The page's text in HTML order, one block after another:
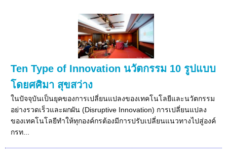
Ten Type of Innovation นวัตกรรม 10 รูปแบบ
โดยศศิมา สุขสว่าง
ในปัจจุบันเป็นยุคของการเปลี่ยนแปลงของเทคโนโลยีและนวัตกรรม
อย่างรวดเร็วและผกผัน (Disruptive Innovation) การเปลี่ยนแปลง
ของเทคโนโลยีทำให้ทุกองค์กรต้องมีการปรับเปลี่ยนแนวทางไปสู่องค์
กรท...